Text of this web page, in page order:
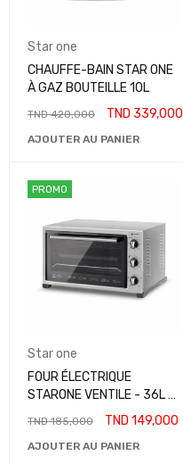
Star one
CHAUFFE-BAIN STAR ONE
À GAZ BOUTEILLE 10L
TND420,000 TND 339,000
AJOUTER AU PANIER
PROMO
Star one
FOUR ÉLECTRIQUE
STARONE VENTILE - 36L -
TND185,000 TND 149,000
AJOUTER AU PANIER